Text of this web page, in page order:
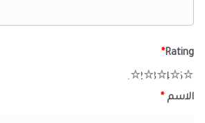
Rating
*
5
4
3
2
الاسم *